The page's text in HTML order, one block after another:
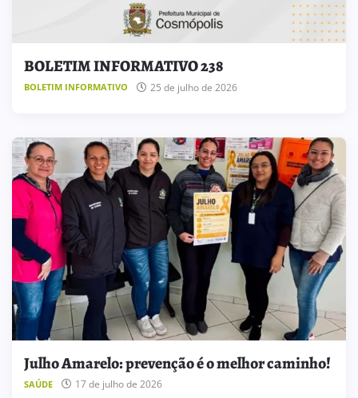
BOLETIM INFORMATIVO 238
BOLETIM INFORMATIVO 25 de julho de 2026
Julho Amarelo: prevenção é o melhor caminho!
SAÚDE 17 de julho de 2026